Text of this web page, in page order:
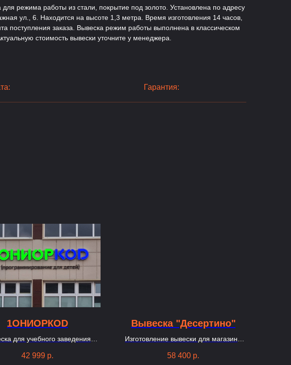
для режима работы из стали, покрытие под золото. Установлена по адресу
ул., 6. Находится на высоте 1,3 метра. Время изготовления 14 часов,
поступления заказа. Вывеска режим работы выполнена в классическом
стоимость вывески уточните у менеджера.
Гарантия:
1OHИОРКОD
для учебного заведения
42 999 р.
Вывеска "Десертино"
Изготовление вывески для магазина
58 400 р.